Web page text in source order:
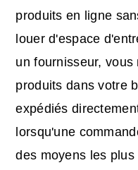
produits en ligne
louer d'espace
un fournisseur, vous
produits dans votre
expédiés
lorsqu'une
des moyens les